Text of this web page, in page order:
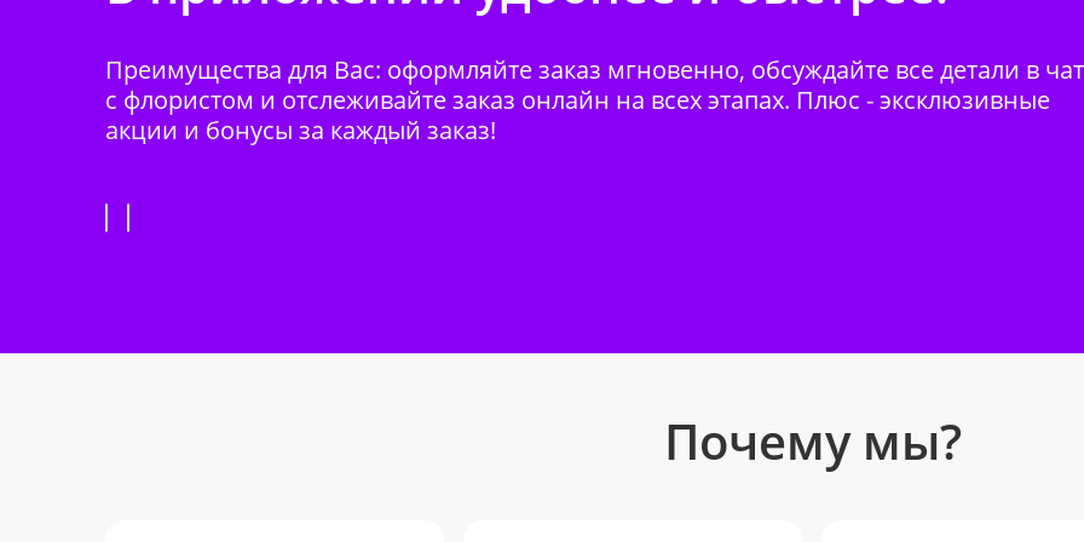
Преимущества для Вас: оформляйте заказ мгновенно, обсуждайте все детали в
с флористом и отслеживайте заказ онлайн на всех этапах. Плюс - эксклюзивные
акции и бонусы за каждый заказ!
Почему мы?